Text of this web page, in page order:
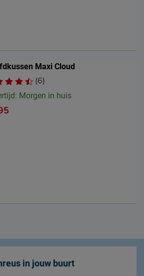
Maxi Cloud
(6)
Morgen in huis
in jouw buurt